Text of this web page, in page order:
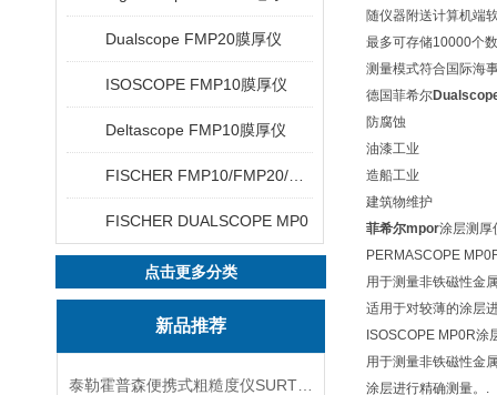
Dualscope FMP20膜厚仪
ISOSCOPE FMP10膜厚仪
Deltascope FMP10膜厚仪
FISCHER DUALSCOPE MP0
点击更多分类
新品推荐
随仪器附送计算机端
最多可存储10000个
测量模式符合国际海
德国菲希尔
防腐蚀
油漆工业
造船工业
建筑物维护
菲希尔mpor涂层测厚
PERMASCOPE
用于测量非铁磁性金
适用于对较薄的涂层
ISOSCOPE MP0R涂
用于测量非铁磁性金
涂层进行精确测量。.